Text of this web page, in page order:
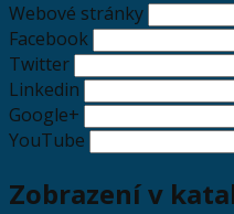
Webové stránky
Facebook
Twitter
Linkedin
Google+
YouTube
Zobrazení v